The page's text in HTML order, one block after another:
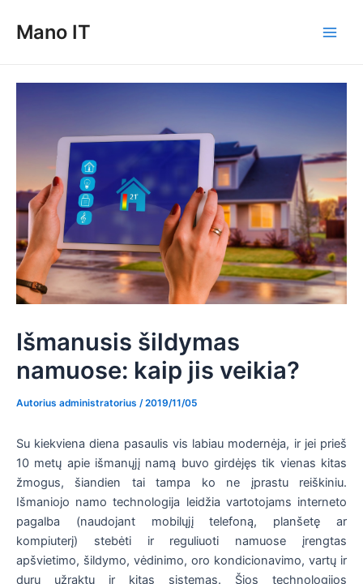
prieMano IT
Išmanusis šildymas
namuose: kaip jis veikia?
Autorius administratorius /2019/11/05
Su kiekviena diena pasaulis vis labiau modernėja, ir jei prieš
10 metų apie išmanųjį namą buvo girdėjęs tik vienas kitas
žmogus, šiandien tai tampa ko ne įprastu reiškiniu.
Išmaniojo namo technologija leidžia vartotojams interneto
pagalba (naudojant mobilųjį telefoną, planšetę ar
kompiuterį) stebėti ir reguliuoti namuose įrengtas
apšvietimo, šildymo, vėdinimo, oro kondicionavimo, vartų ir
durų užraktų ir kitas sistemas. Šios technologijos